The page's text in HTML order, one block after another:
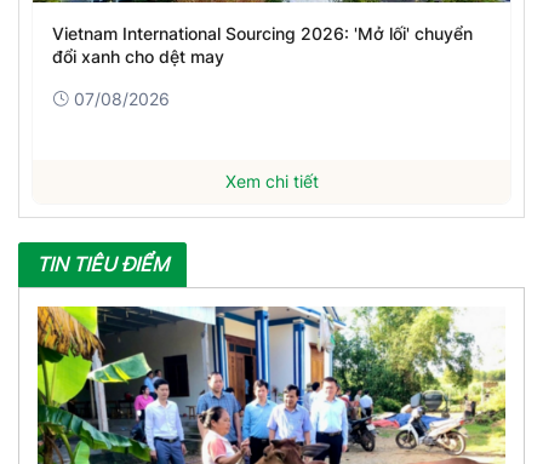
Vietnam International Sourcing 2026: 'Mở lối' chuyển
đổi xanh cho dệt may
07/08/2026
Xem chi tiết
TIN TIÊU ĐIỂM